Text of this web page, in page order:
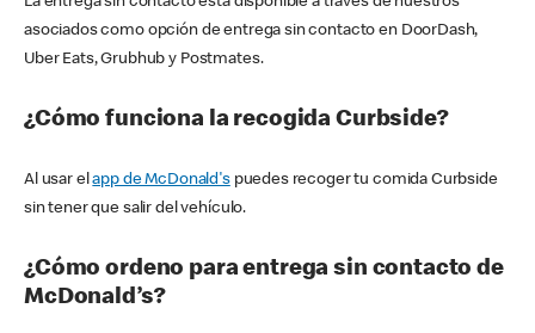
asociados como opción de entrega sin contacto en DoorDash,
Uber Eats, Grubhub y Postmates.
¿Cómo funciona la recogida Curbside?
Al usar elapp de McDonald'spuedes recoger tu comida Curbside
sin tener que salir del vehículo.
¿Cómo ordeno para entrega sin contacto de
McDonald’s?